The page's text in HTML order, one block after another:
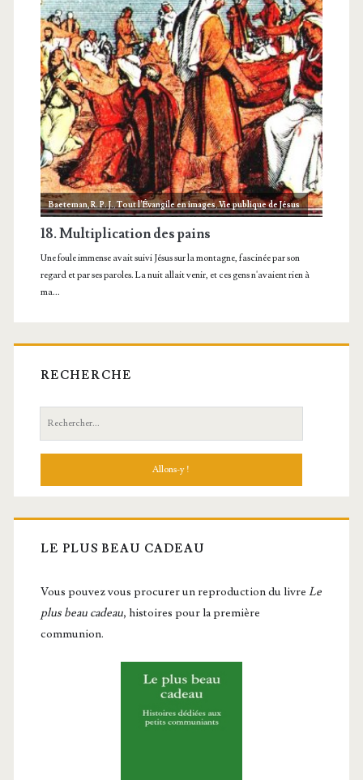
RECHERCHE
Recherche:
LE PLUS BEAU CADEAU
Vous pou­vez vous pro­cu­rer un repro­duc­tion du livre Le
plus beau cadeau, histoires pour la première
communion.